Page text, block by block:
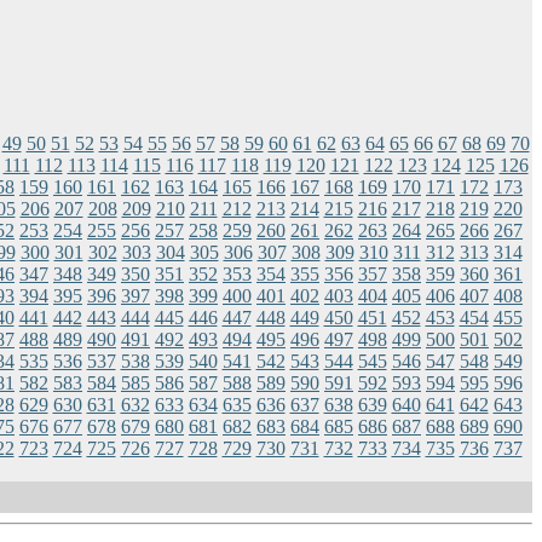
49 50 51 52 53 54 55 56 57 58 59 60 61 62 63 64 65 66 67 68 69 70
111 112 113 114 115 116 117 118 119 120 121 122 123 124 125 126
159 160 161 162 163 164 165 166 167 168 169 170 171 172 173
206 207 208 209 210 211 212 213 214 215 216 217 218 219 220
253 254 255 256 257 258 259 260 261 262 263 264 265 266 267
300 301 302 303 304 305 306 307 308 309 310 311 312 313 314
347 348 349 350 351 352 353 354 355 356 357 358 359 360 361
394 395 396 397 398 399 400 401 402 403 404 405 406 407 408
441 442 443 444 445 446 447 448 449 450 451 452 453 454 455
488 489 490 491 492 493 494 495 496 497 498 499 500 501 502
535 536 537 538 539 540 541 542 543 544 545 546 547 548 549
582 583 584 585 586 587 588 589 590 591 592 593 594 595 596
629 630 631 632 633 634 635 636 637 638 639 640 641 642 643
676 677 678 679 680 681 682 683 684 685 686 687 688 689 690
723 724 725 726 727 728 729 730 731 732 733 734 735 736 737